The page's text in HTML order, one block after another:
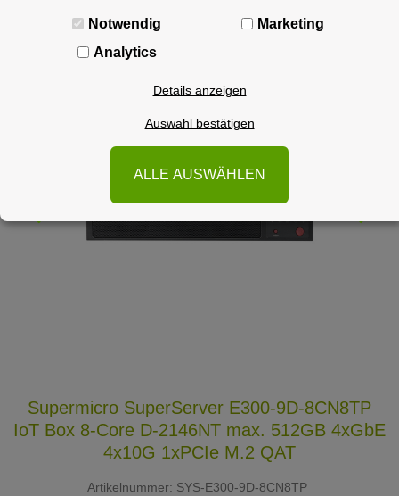
Supermicro SuperServer E300-9D-8CN8TP
IoT Box 8-Core D-2146NT max. 512GB 4xGbE
4x10G 1xPCIe M.2 QAT
Artikelnummer: SYS-E300-9D-8CN8TP
Notwendig
Marketing
Analytics
Details anzeigen
Auswahl bestätigen
ALLE AUSWÄHLEN